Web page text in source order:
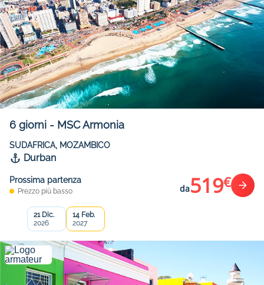
6 giorni - MSC Armonia
SUDAFRICA, MOZAMBICO
Durban
Prossima partenza
Prezzo più basso da519€
21 Dic.
2026
14 Feb.
2027